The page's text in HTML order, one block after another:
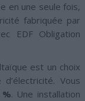
en une seule fois,
fabriquée par
EDF Obligation
est un choix
Vous
. Une installation